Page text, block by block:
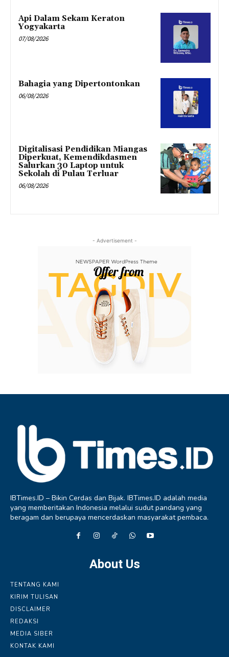
Api Dalam Sekam Keraton
Yogyakarta
07/08/2026
Bahagia yang Dipertontonkan
06/08/2026
Digitalisasi Pendidikan Miangas
Diperkuat, Kemendikdasmen
Salurkan 30 Laptop untuk
Sekolah di Pulau Terluar
06/08/2026
- Advertisement -
IBTimes.ID – Bikin Cerdas dan Bijak. IBTimes.ID adalah media
yang memberitakan Indonesia melalui sudut pandang yang
beragam dan berupaya mencerdaskan masyarakat pembaca.
About Us
TENTANG KAMI
KIRIM TULISAN
DISCLAIMER
REDAKSI
MEDIA SIBER
KONTAK KAMI